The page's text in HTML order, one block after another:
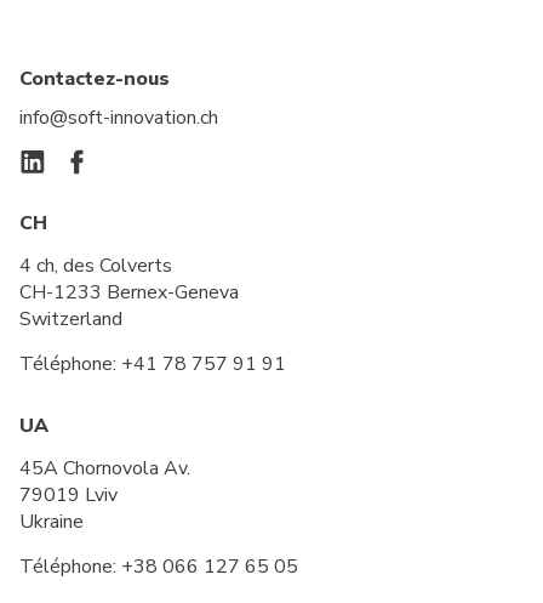
Contactez-nous
info@soft-innovation.ch
CH
4 ch, des Colverts
CH-1233 Bernex-Geneva
Switzerland
Téléphone: +41 78 757 91 91
UA
45A Chornovola Av.
79019 Lviv
Ukraine
Téléphone: +38 066 127 65 05